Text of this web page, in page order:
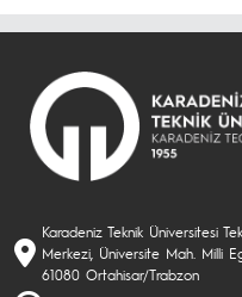
Karadeniz Teknik Üniversitesi
Merkezi, Üniversite Mah. Milli
61080 Ortahisar/Trabzon